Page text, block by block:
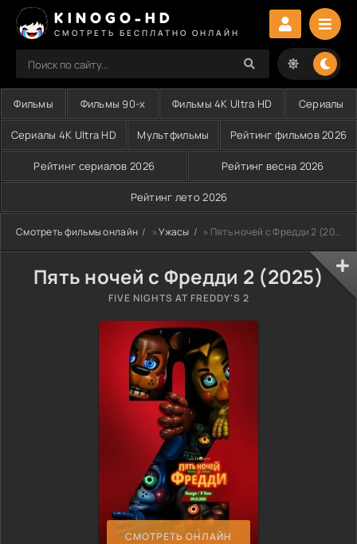
KINOGO-HD
СМОТРЕТЬ БЕСПЛАТНО ОНЛАЙН
Фильмы Фильмы 90-х Фильмы 4K Ultra HD Сериалы
Сериалы 4K Ultra HD Мультфильмы Рейтинг фильмов 2026
Рейтинг сериалов 2026 Рейтинг весна 2026
Рейтинг лето 2026
Смотреть фильмы онлайн »Ужасы » Пять ночей с Фредди 2 (2025)
Пять ночей с Фредди 2 (2025)
FIVE NIGHTS AT FREDDY'S 2
СМОТРЕТЬ ОНЛАЙН